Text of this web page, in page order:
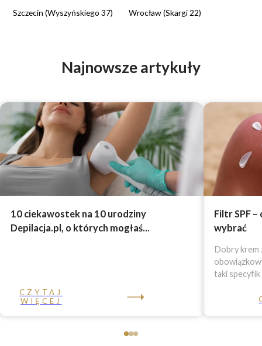
Szczecin (Wyszyńskiego 37) Wrocław (Skargi 22)
Najnowsze artykuły
10 ciekawostek na 10 urodziny
Depilacja.pl, o których mogłaś...
CZYTAJ
WIĘCEJ
Filtr SPF
wybrać
Dobry krem
taki specyfik